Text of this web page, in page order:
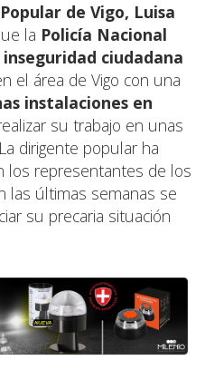
de Vigo, Luisa
la Policía Nacional
inseguridad ciudadana
el área de Vigo con una
instalaciones en
su trabajo en unas
dirigente popular ha
los representantes de los
las últimas semanas se
su precaria situación